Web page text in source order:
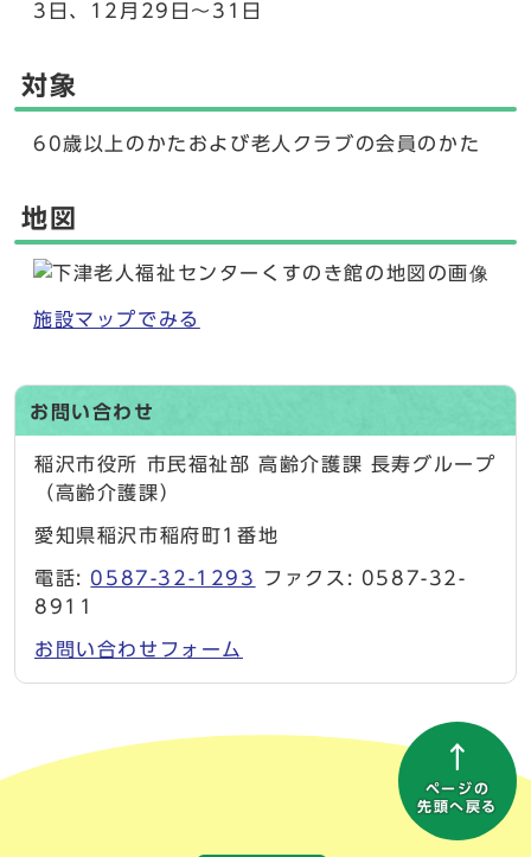
3日、12月29日～31日
対象
60歳以上のかたおよび老人クラブの会員のかた
地図
施設マップでみる
お問い合わせ
稲沢市役所 市民福祉部 高齢介護課 長寿グループ
（高齢介護課）
愛知県稲沢市稲府町1番地
電話: 0587-32-1293
ファクス: 0587-32-
8911
お問い合わせフォーム
ページの
先頭へ戻る